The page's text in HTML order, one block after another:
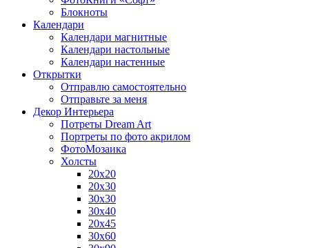
Блокноты
Календари
Календари магнитные
Календари настольные
Календари настенные
Открытки
Отправлю самостоятельно
Отправьте за меня
Декор Интерьера
Потреты Dream Art
Портреты по фото акрилом
ФотоМозаика
Холсты
20х20
20х30
30х30
30х40
20х45
30х60